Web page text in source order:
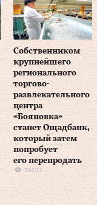
Собственником
крупнейшего
регионального
торгово-
развлекательного
центра
«Бояновка»
станет Ощадбанк,
который затем
попробует
его перепродать
29131